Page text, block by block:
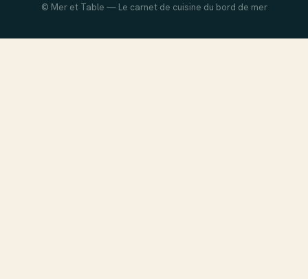
© Mer et Table — Le carnet de cuisine du bord de mer